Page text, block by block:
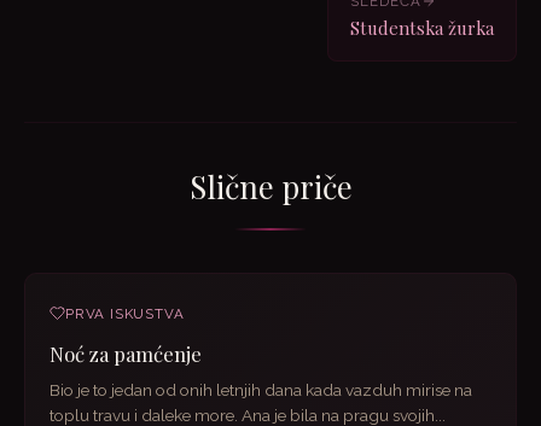
Studentska žurka
Slične priče
PRVA ISKUSTVA
Noć za pamćenje
Bio je to jedan od onih letnjih dana kada vazduh mirise na
toplu travu i daleke more. Ana je bila na pragu svojih...